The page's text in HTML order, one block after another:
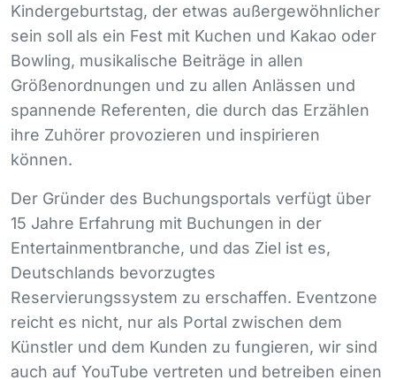
Kindergeburtstag, der etwas außergewöhnlicher
sein soll als ein Fest mit Kuchen und Kakao oder
Bowling, musikalische Beiträge in allen
Größenordnungen und zu allen Anlässen und
spannende Referenten, die durch das Erzählen
ihre Zuhörer provozieren und inspirieren
können.
Der Gründer des Buchungsportals verfügt über
15 Jahre Erfahrung mit Buchungen in der
Entertainmentbranche, und das Ziel ist es,
Deutschlands bevorzugtes
Reservierungssystem zu erschaffen. Eventzone
reicht es nicht, nur als Portal zwischen dem
Künstler und dem Kunden zu fungieren, wir sind
auch auf YouTube vertreten und betreiben einen